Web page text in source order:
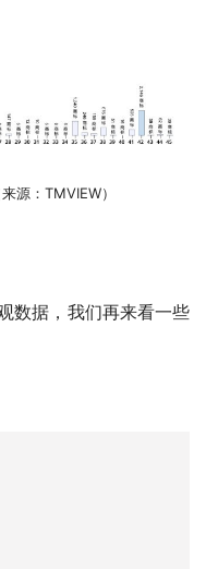
源：TMVIEW）
数据，我们再来看一些